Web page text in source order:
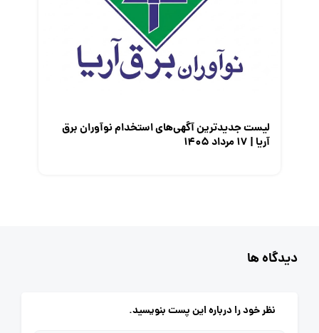
لیست جدیدترین آگهی‌های استخدام نوآوران برق
آریا | ۱۷ مرداد ۱۴۰۵
دیدگاه ها
نظر خود را درباره این پست بنویسید.